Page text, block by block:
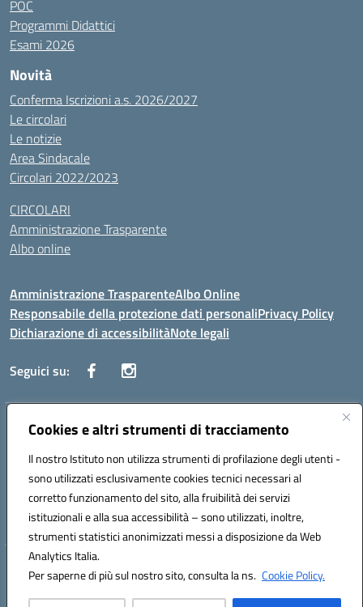
Cookies e altri strumenti di tracciamento
Il nostro Istituto non utilizza strumenti di profilazione degli utenti -
sono utilizzati esclusivamente cookies tecnici necessari al
corretto funzionamento del sito, alla fruibilità dei servizi
istituzionali e alla sua accessibilità – sono utilizzati, inoltre,
strumenti statistici anonimizzati messi a disposizione da Web
Analytics Italia.
Per saperne di più sul nostro sito, consulta la ns. Cookie Policy.
POC
Programmi Didattici
Esami 2026
Novità
Conferma Iscrizioni a.s. 2026/2027
Le circolari
Le notizie
Area Sindacale
Circolari 2022/2023
CIRCOLARI
Amministrazione Trasparente
Albo online
Amministrazione TrasparenteAlbo Online
Responsabile della protezione dati personaliPrivacy Policy
Dichiarazione di accessibilitàNote legali
Seguici su:
Indirizzo:Corso Vittorio Emanuele, 27 90133 - Palermo
Posta elettronica certificata (PEC):pais03600r@pec.istruzione.it
Codice fiscale: 97308550827
Codice meccanografico: PAIS03600R
Hosting & Powered by 3D Solution S.r.l.
Concept & Design by Designers Italia